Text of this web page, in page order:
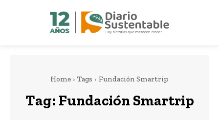
Home Tags Fundación Smartrip
Tag: Fundación Smartrip